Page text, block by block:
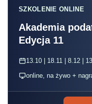
SZKOLENIE ONLINE
Akademia
Edycja 11
13.10 | 18.11 | 8.12 |
online, na żywo +